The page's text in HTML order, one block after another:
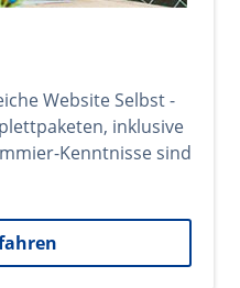
Website Selbst -
inklusive
Kenntnisse sind